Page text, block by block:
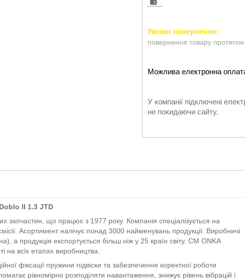
повернення товару протягом
У компанії підключені
не покидаючи сайту.
II 1.3 JTD
запчастин, що працює з 1977 року. Компанія спеціалізується на
Асортимент налічує понад 3000 найменувань продукції. Виробничі
а продукція експортується більш ніж у 25 країн світу. CM ONKA
на всіх етапах виробництва.
фіксації пружини підвіски та забезпечення коректної роботи
рівномірно розподіляти навантаження, знижує рівень вібрацій і